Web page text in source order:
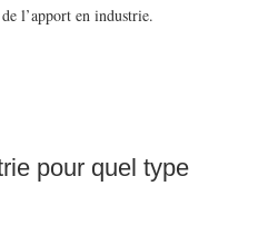
l’apport en industrie.
pour quel type